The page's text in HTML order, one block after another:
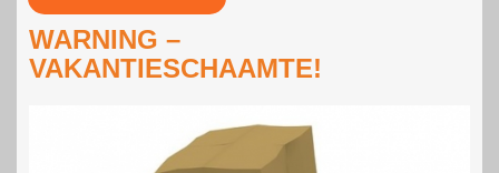
WARNING –
VAKANTIESCHAAMTE!